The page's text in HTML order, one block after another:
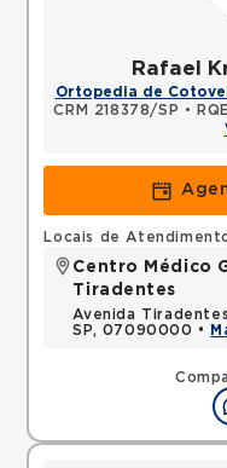
Rafael
Ortopedia de
CRM 218378/SP •
Locais de
Centro Médico
Tiradentes
Avenida
SP, 07090000 •